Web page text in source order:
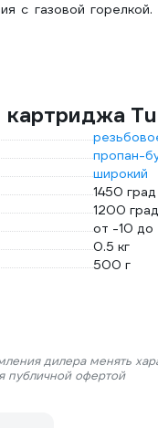
с газовой
картриджа
пропан-
широкий
1450 град
1200 град
от -10 до
0.5 кг
500 г
дилера менять
публичной офертой